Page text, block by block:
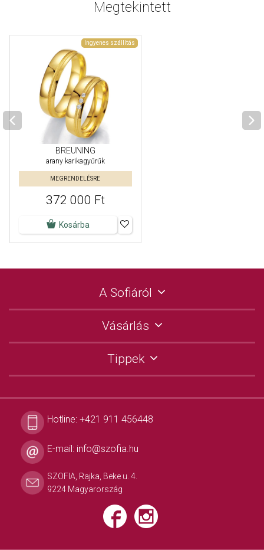
Megtekintett
Ingyenes szállítás
BREUNING
arany karikagyűrűk
MEGRENDELÉSRE
372 000 Ft
Kosárba
A Sofiáról
Vásárlás
Tippek
Hotline: +421 911 456448
E-mail: info@szofia.hu
SZOFIA, Rajka, Beke u. 4.
9224 Magyarország